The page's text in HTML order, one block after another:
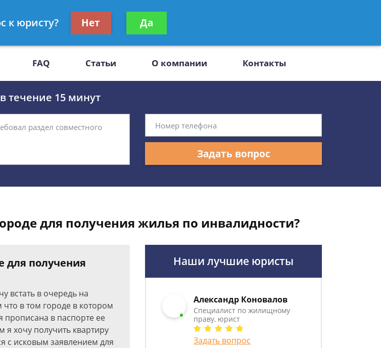
Получите консультацию
бесплатно
FAQ Статьи О компании Контакты
течение 15 минут
Задать вопрос
для получения жилья по инвалидности?
для получения
встать в очередь на
в том городе в котором
в паспорте ее
я хочу получить квартиру
с исковым заявлением для
Наши лучшие юристы
Александр Коновалов
Специалист по жилищному
праву, юрист
Задать вопрос
к юристу? Нет Да